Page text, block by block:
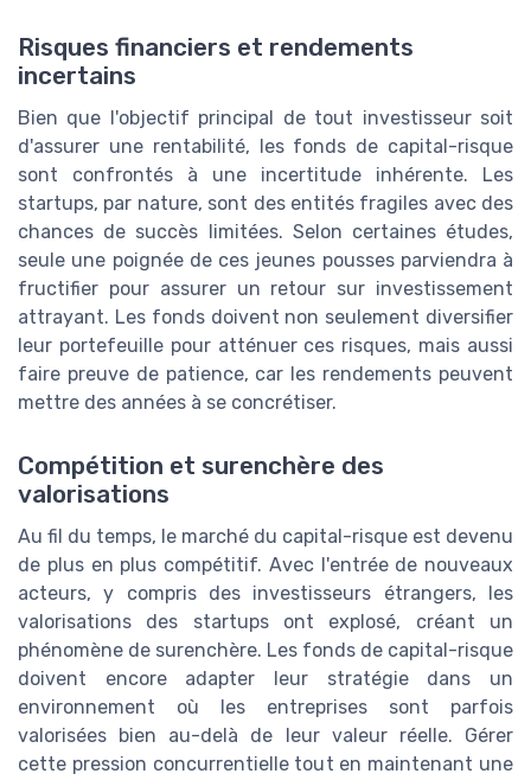
Risques financiers et rendements
incertains
Bien que l'objectif principal de tout investisseur soit
d'assurer une rentabilité, les fonds de capital-risque
sont confrontés à une incertitude inhérente. Les
startups, par nature, sont des entités fragiles avec des
chances de succès limitées. Selon certaines études,
seule une poignée de ces jeunes pousses parviendra à
fructifier pour assurer un retour sur investissement
attrayant. Les fonds doivent non seulement diversifier
leur portefeuille pour atténuer ces risques, mais aussi
faire preuve de patience, car les rendements peuvent
mettre des années à se concrétiser.
Compétition et surenchère des
valorisations
Au fil du temps, le marché du capital-risque est devenu
de plus en plus compétitif. Avec l'entrée de nouveaux
acteurs, y compris des investisseurs étrangers, les
valorisations des startups ont explosé, créant un
phénomène de surenchère. Les fonds de capital-risque
doivent encore adapter leur stratégie dans un
environnement où les entreprises sont parfois
valorisées bien au-delà de leur valeur réelle. Gérer
cette pression concurrentielle tout en maintenant une